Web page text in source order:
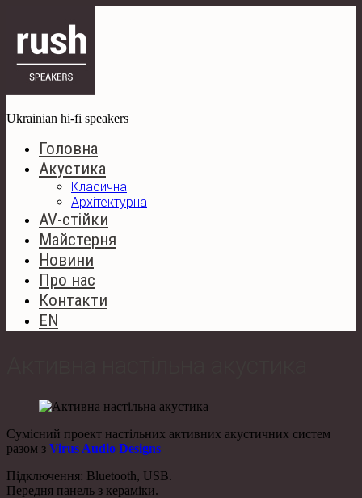
Ukrainian hi-fi speakers
Головна
Акустика
Класична
Архітектурна
AV-стійки
Майстерня
Новини
Про нас
Контакти
EN
Сумісний проект настільних активних акустичних систем
разом з Virus Audio Designs
Підключення: Bluetooth, USB.
Передня панель з кераміки.